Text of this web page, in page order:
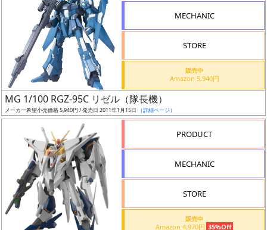
前
抽
選
活
MECHANIC
STORE
販売中
Amazon 5,940円
MG 1/100 RGZ-95C リゼル（隊長機）
メーカー希望小売価格 5,940円 / 発売日 2011年1月15日 （詳細ページ）
PRODUCT
MECHANIC
STORE
販売中
Amazon 4,970円 35%Off